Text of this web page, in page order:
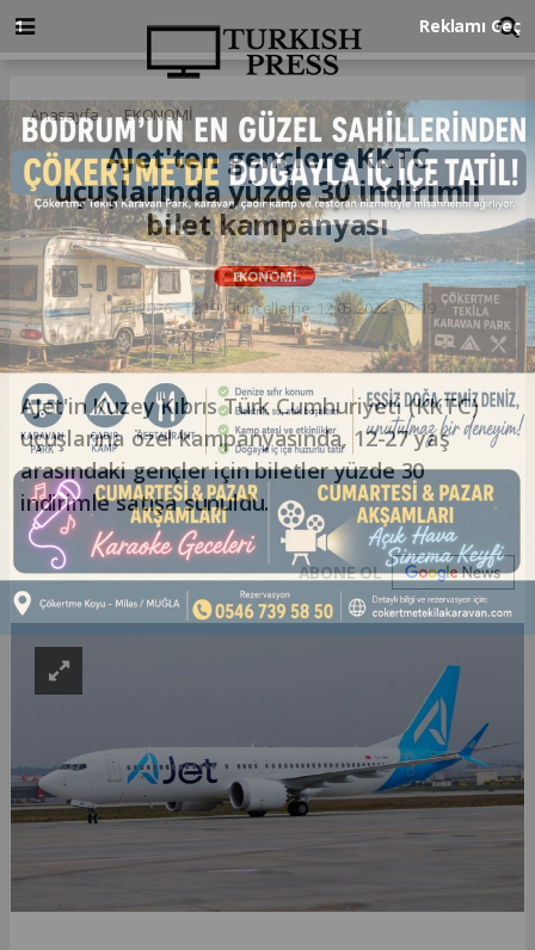
Anasayfa EKONOMİ
AJet'ten gençlere KKTC
uçuşlarında yüzde 30 indirimli
bilet kampanyası
EKONOMİ
12.05.2026 - 12:19, Güncelleme: 12.05.2026 - 12:19
AJet'in Kuzey Kıbrıs Türk Cumhuriyeti (KKTC)
uçuşlarına özel kampanyasında, 12-27 yaş
arasındaki gençler için biletler yüzde 30
indirimle satışa sunuldu.
ABONE OL